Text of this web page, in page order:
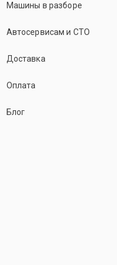
Машины в разборе
Автосервисам и СТО
Доставка
Оплата
Блог